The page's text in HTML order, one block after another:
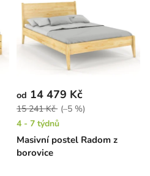
Masivní postel Radom z
borovice
od 14 479 Kč
15 241 Kč (–5 %)
4 - 7 týdnů